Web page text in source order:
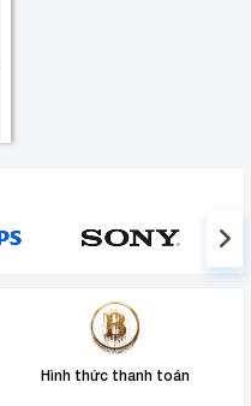
Hình thức thanh toán